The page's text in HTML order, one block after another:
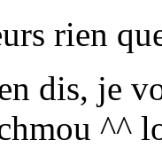
rien
dis, je
^^